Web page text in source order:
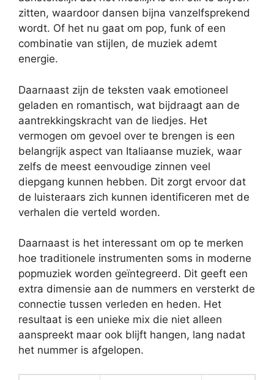
zitten, waardoor dansen bijna vanzelfsprekend
wordt. Of het nu gaat om pop, funk of een
combinatie van stijlen, de muziek ademt
energie.
Daarnaast zijn de teksten vaak emotioneel
geladen en romantisch, wat bijdraagt aan de
aantrekkingskracht van de liedjes. Het
vermogen om gevoel over te brengen is een
belangrijk aspect van Italiaanse muziek, waar
zelfs de meest eenvoudige zinnen veel
diepgang kunnen hebben. Dit zorgt ervoor dat
de luisteraars zich kunnen identificeren met de
verhalen die verteld worden.
Daarnaast is het interessant om op te merken
hoe traditionele instrumenten soms in moderne
popmuziek worden geïntegreerd. Dit geeft een
extra dimensie aan de nummers en versterkt de
connectie tussen verleden en heden. Het
resultaat is een unieke mix die niet alleen
aanspreekt maar ook blijft hangen, lang nadat
het nummer is afgelopen.